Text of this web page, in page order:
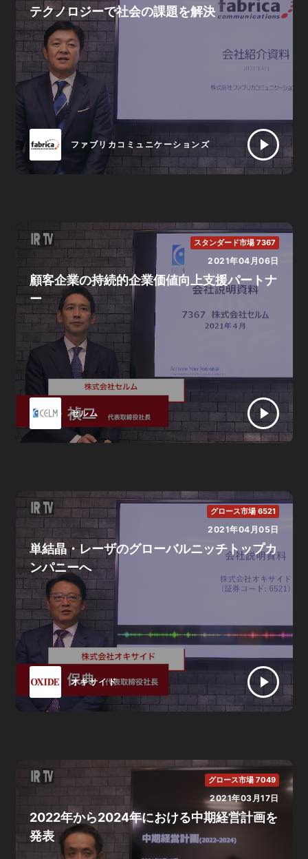
ファブリカコミュニケーションズ
テクノロジーで社会の課題を解決
スタンダード市場 7367
2021年04月06日
セルム
顧客企業の持続的企業価値向上支援パートナ
ー
グロース市場 6521
2021年04月05日
オキサイド
単結晶・レーザのグローバルニッチトップカ
ンパニーへ
グロース市場 7049
2021年03月17日
2022年から2024年における中期経営計画を
発表